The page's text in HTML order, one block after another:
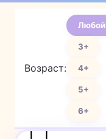
Возраст:
Любой
3+
4+
5+
6+